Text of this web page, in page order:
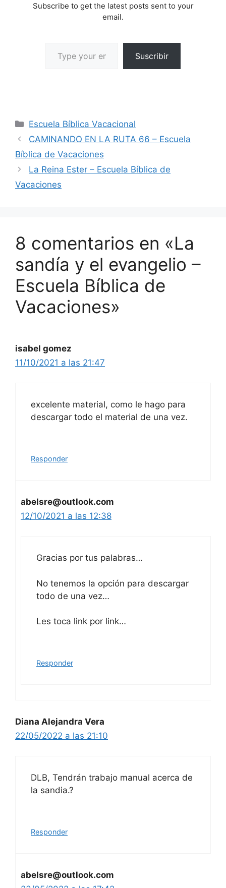
Subscribe to get the latest posts sent to your
email.
Suscribir
Escuela Bíblica Vacacional
CAMINANDO EN LA RUTA 66 – Escuela
Bíblica de Vacaciones
La Reina Ester – Escuela Bíblica de
Vacaciones
8 comentarios en «La
sandía y el evangelio –
Escuela Bíblica de
Vacaciones»
isabel gomez
11/10/2021 a las 21:47
excelente material, como le hago para
descargar todo el material de una vez.
Responder
abelsre@outlook.com
12/10/2021 a las 12:38
Gracias por tus palabras…
No tenemos la opción para descargar
todo de una vez…
Les toca link por link…
Responder
Diana Alejandra Vera
22/05/2022 a las 21:10
DLB, Tendrán trabajo manual acerca de
la sandia.?
Responder
abelsre@outlook.com